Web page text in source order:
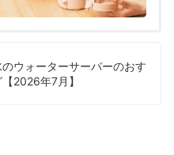
のウォーターサーバーのおす
2026年7月】